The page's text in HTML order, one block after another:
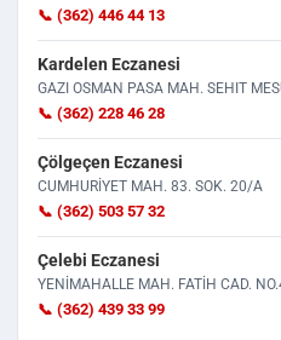
📞 (362) 446 44 13
Kardelen Eczanesi
GAZI OSMAN PASA MAH. SEHIT
📞 (362) 228 46 28
Çölgeçen Eczanesi
CUMHURİYET MAH. 83. SOK. 20/A
📞 (362) 503 57 32
Çelebi Eczanesi
YENİMAHALLE MAH. FATİH CAD.
📞 (362) 439 33 99